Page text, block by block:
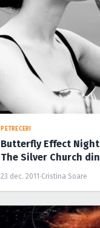
PETRECERI
Butterfly Effect
The Silver Church
23 dec. 2011 ·Cristina Soare